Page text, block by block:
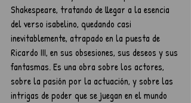
Shakespeare, tratando de llegar a la esencia
del verso isabelino, quedando casi
inevitablemente, atrapado en la puesta de
Ricardo III, en sus obsesiones, sus deseos y sus
fantasmas. Es una obra sobre los actores,
sobre la pasión por la actuación, y sobre las
intrigas de poder que se juegan en el mundo